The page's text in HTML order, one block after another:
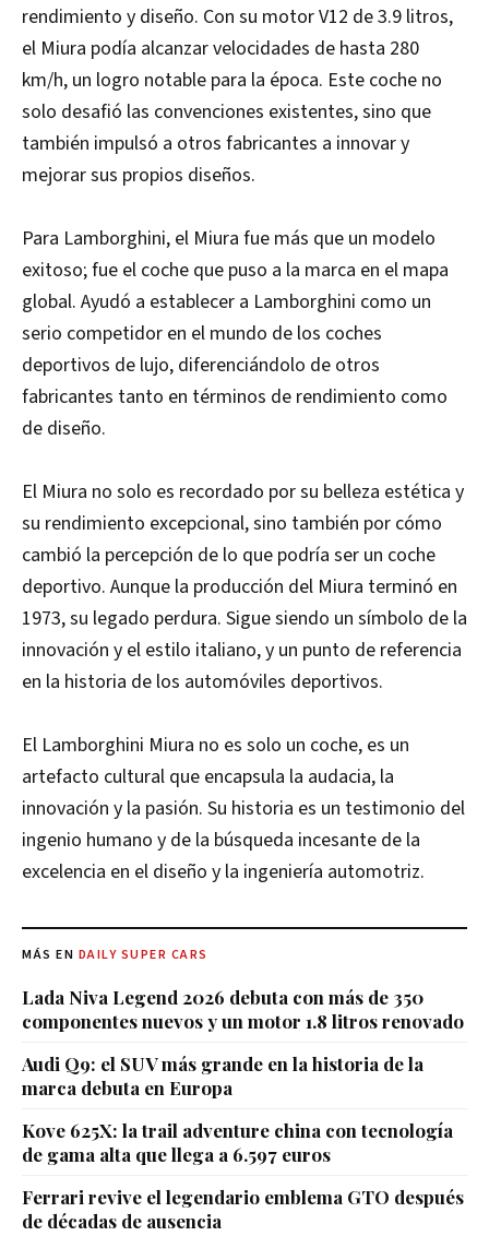
rendimiento y diseño. Con su motor V12 de 3.9 litros,
el Miura podía alcanzar velocidades de hasta 280
km/h, un logro notable para la época. Este coche no
solo desafió las convenciones existentes, sino que
también impulsó a otros fabricantes a innovar y
mejorar sus propios diseños.
Para Lamborghini, el Miura fue más que un modelo
exitoso; fue el coche que puso a la marca en el mapa
global. Ayudó a establecer a Lamborghini como un
serio competidor en el mundo de los coches
deportivos de lujo, diferenciándolo de otros
fabricantes tanto en términos de rendimiento como
de diseño.
El Miura no solo es recordado por su belleza estética y
su rendimiento excepcional, sino también por cómo
cambió la percepción de lo que podría ser un coche
deportivo. Aunque la producción del Miura terminó en
1973, su legado perdura. Sigue siendo un símbolo de la
innovación y el estilo italiano, y un punto de referencia
en la historia de los automóviles deportivos.
El Lamborghini Miura no es solo un coche, es un
artefacto cultural que encapsula la audacia, la
innovación y la pasión. Su historia es un testimonio del
ingenio humano y de la búsqueda incesante de la
excelencia en el diseño y la ingeniería automotriz.
MÁS EN DAILY SUPER CARS
Lada Niva Legend 2026 debuta con más de 350
componentes nuevos y un motor 1.8 litros renovado
Audi Q9: el SUV más grande en la historia de la
marca debuta en Europa
Kove 625X: la trail adventure china con tecnología
de gama alta que llega a 6.597 euros
Ferrari revive el legendario emblema GTO después
de décadas de ausencia